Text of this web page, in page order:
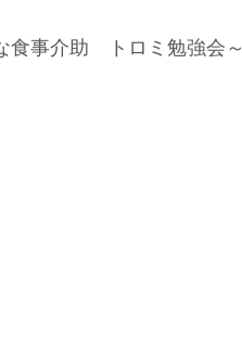
食事介助 トロミ勉強会～